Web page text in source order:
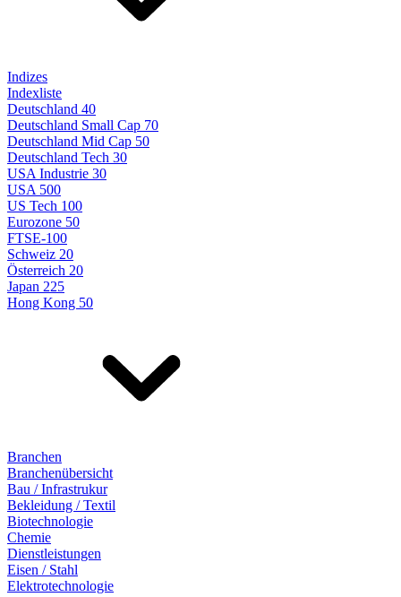
Indizes
Indexliste
Deutschland 40
Deutschland Small Cap 70
Deutschland Mid Cap 50
Deutschland Tech 30
USA Industrie 30
USA 500
US Tech 100
Eurozone 50
FTSE-100
Schweiz 20
Österreich 20
Japan 225
Hong Kong 50
Branchen
Branchenübersicht
Bau / Infrastrukur
Bekleidung / Textil
Biotechnologie
Chemie
Dienstleistungen
Eisen / Stahl
Elektrotechnologie